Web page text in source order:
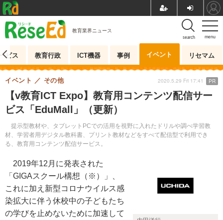
menu
search
教育業界ニュース
ビス 教育行政 ICT機器 事例 イベント リセマム
【v教育ICT Expo】教育用コンテンツ配信サー
ビス「EduMall」（更新）
提示型教材や、タブレットPCでの活用を視野に入れたドリルや調べ学習教
材、学習者用デジタル教科書、プリント教材などをすべて配信型で利用でき
る、教育用コンテンツ配信サービス。
イベント その他 2020.5.29 Fri 17:41 PR
2019年12月に発表された
「GIGAスクール構想（※）」、
これに加え新型コロナウイルス感
染拡大に伴う休校中の子どもたち
の学びを止めないために加速して